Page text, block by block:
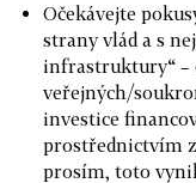
Očekávejte
strany vlád a s
infrastruktury“ –
veřejných/
investice
prostřednictvím
prosím, toto